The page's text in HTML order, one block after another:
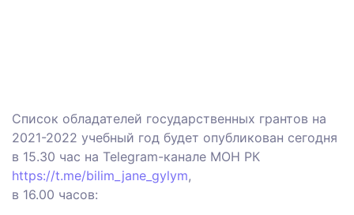
Список обладателей государственных грантов на
2021-2022 учебный год будет опубликован сегодня
в 15.30 час на Telegram-канале МОН РК
https://t.me/bilim_jane_gylym,
в 16.00 часов: